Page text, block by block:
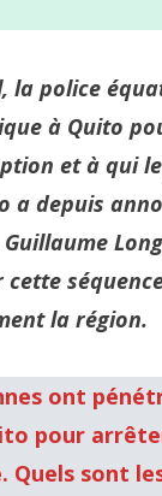
la police
à Quito
et à qui
a depuis
la région.
ont
pour
sont